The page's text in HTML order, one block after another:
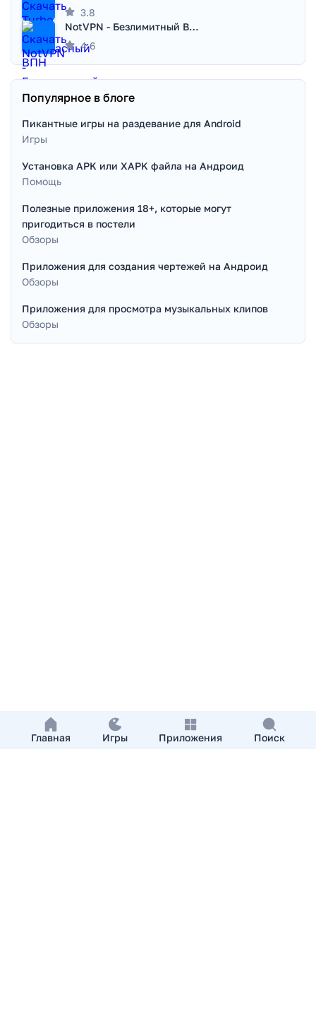
Главная Игры Приложения Поиск
3.8
NotVPN - Безлимитный ВПН | VPN
4.6
Популярное в блоге
Пикантные игры на раздевание для Android
Игры
Установка APK или XAPK файла на Андроид
Помощь
Полезные приложения 18+, которые могут
пригодиться в постели
Обзоры
Приложения для создания чертежей на Андроид
Обзоры
Приложения для просмотра музыкальных клипов
Обзоры